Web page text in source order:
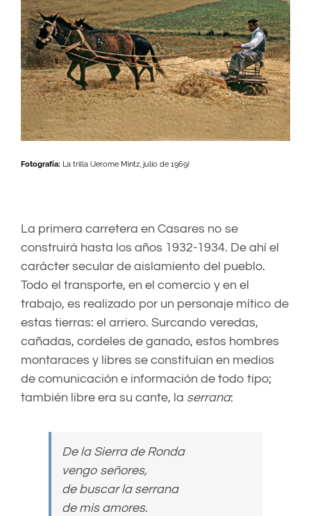
Fotografía: La trilla (Jerome Mintz, julio de 1969)
La primera carretera en Casares no se
construirá hasta los años 1932-1934. De ahí el
carácter secular de aislamiento del pueblo.
Todo el transporte, en el comercio y en el
trabajo, es realizado por un personaje mítico de
estas tierras: el arriero. Surcando veredas,
cañadas, cordeles de ganado, estos hombres
montaraces y libres se constituían en medios
de comunicación e información de todo tipo;
también libre era su cante, la serrana:
De la Sierra de Ronda
vengo señores,
de buscar la serrana
de mis amores.